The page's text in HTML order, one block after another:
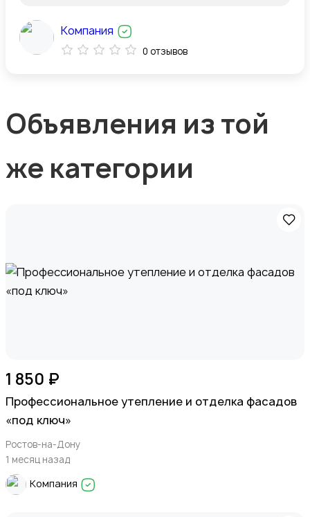
Компания
0 отзывов
Объявления из той
же категории
1 850 ₽
Профессиональное утепление и отделка фасадов
«под ключ»
Ростов-на-Дону
1 месяц назад
Компания